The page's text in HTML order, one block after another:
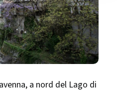
a nord del Lago di